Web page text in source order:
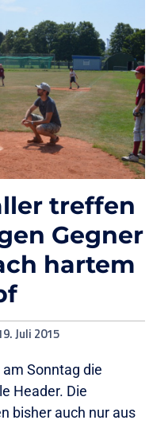
treffen
Gegner
hartem
Juli 2015
Sonntag die
Header. Die
bisher auch nur aus